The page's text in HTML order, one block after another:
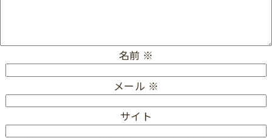
名前 ※
メール ※
サイト